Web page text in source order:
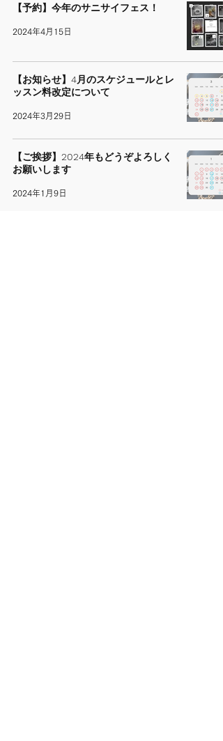
【予約】今年のサニサイフェス！
2024年4月15日
【お知らせ】4月のスケジュールとレ
ッスン料改定について
2024年3月29日
【ご挨拶】2024年もどうぞよろしく
お願いします
2024年1月9日